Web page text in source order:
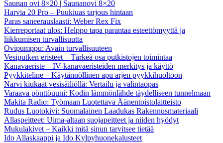
Saunan ovi 8×20 | Saunanovi 8×20
Harvia 20 Pro – Puukiuas tarjous hintaan
Paras saneerauslaasti: Weber Rex Fix
Kierreportaat ulos: Helppo tapa parantaa esteettömyyttä ja
liikkumisen turvallisuutta
Ovipumppu: Avain turvallisuuteen
Vesiputken eristeet – Tärkeä osa putkistojen toimintaa
Kanavaeriste – IV-kanavaeristeiden merkitys ja käyttö
Pyykkiteline – Käytännöllinen apu arjen pyykkihuoltoon
Narvi kiukaat vesisäiliöllä: Vertailu ja valintaopas
Varaava pönttöuuni: Kodin lämmönlähde täydelliseen tunnelmaan
Makita Radio: Työmaan Luotettava Äänentoistolaitteisto
Rudus Luotokivi: Suomalainen Laadukas Rakennusmateriaali
Allaspeitteet: Uima-altaan suojapeitteet ja niiden hyödyt
Mukulakivet – Kaikki mitä sinun tarvitsee tietää
Ido Allaskaappi ja Ido Kylpyhuonekalusteet